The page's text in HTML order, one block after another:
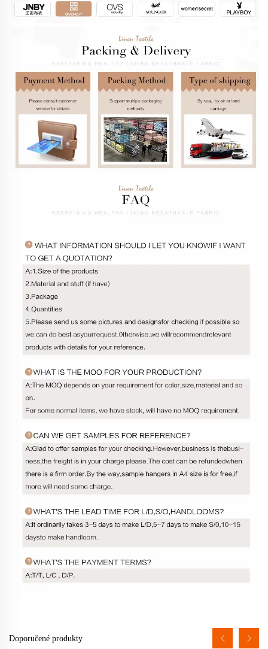
Doporučené produkty